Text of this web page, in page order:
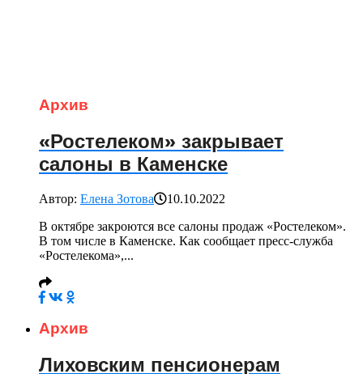
Архив
«Ростелеком» закрывает
салоны в Каменске
Автор: Елена Зотова
10.10.2022
В октябре закроются все салоны продаж «Ростелеком».
В том числе в Каменске. Как сообщает пресс-служба
«Ростелекома»,...
Архив
Лиховским пенсионерам